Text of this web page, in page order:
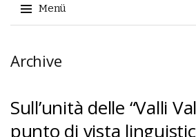
Menü
zum
Archive
Sull’unità delle “Valli
punto di vista